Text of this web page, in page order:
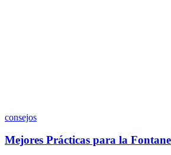
consejos
Mejores Prácticas para la